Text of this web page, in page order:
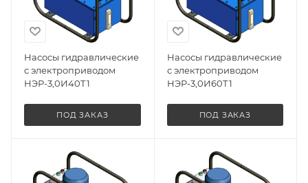
Насосы гидравлические
с электроприводом
НЭР-3,0И40Т1
ПОД ЗАКАЗ
Насосы гидравлические
с электроприводом
НЭР-3,0И60Т1
ПОД ЗАКАЗ